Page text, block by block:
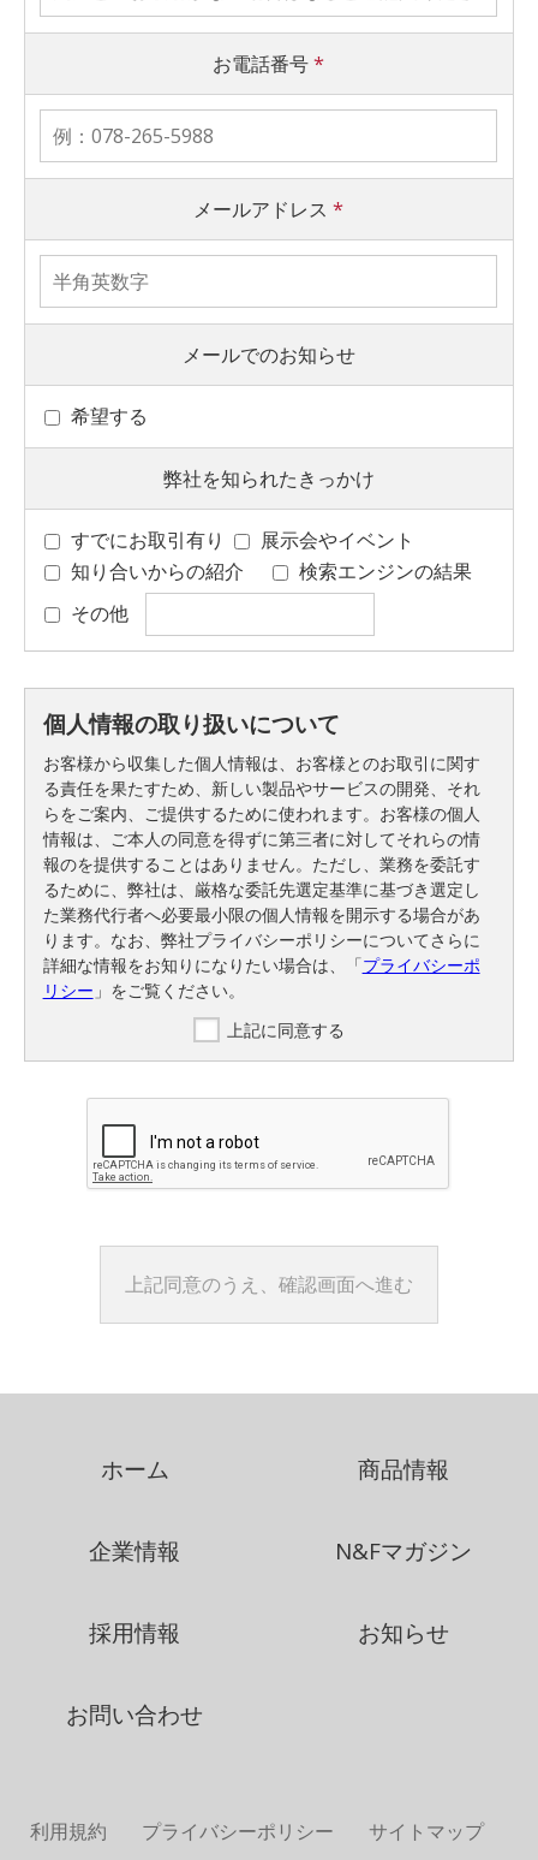
お電話番号*
メールアドレス*
メールでのお知らせ
希望する
弊社を知られたきっかけ
すでにお取引有り
展示会やイベント
知り合いからの紹介
検索エンジンの結果
その他
個人情報の取り扱いについて
お客様から収集した個人情報は、お客様とのお取引に関す
る責任を果たすため、新しい製品やサービスの開発、それ
らをご案内、ご提供するために使われます。お客様の個人
情報は、ご本人の同意を得ずに第三者に対してそれらの情
報のを提供することはありません。ただし、業務を委託す
るために、弊社は、厳格な委託先選定基準に基づき選定し
た業務代行者へ必要最小限の個人情報を開示する場合があ
ります。なお、弊社プライバシーポリシーについてさらに
詳細な情報をお知りになりたい場合は、「プライバシーポ
リシー 」をご覧ください。
上記に同意する
ホーム 商品情報
企業情報 N&Fマガジン
採用情報 お知らせ
お問い合わせ
利用規約 プライバシーポリシー サイトマップ